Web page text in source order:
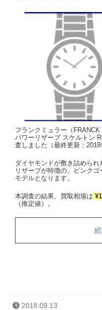
フランクミュラー（
パワーリザーブ スケルトン
査しました（最終更新：2018
ダイヤモンドが敷き詰めら
リザーブが特徴の、ピンク
モデルとなります。
本調査の結果、買取相場は
（推定値）。
2018.09.13